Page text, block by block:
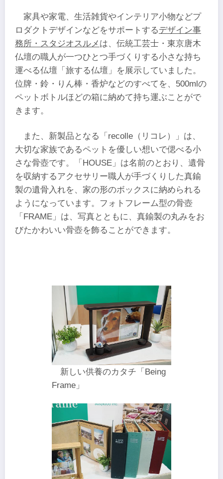
家具や家電、生活雑貨やインテリア小物などプ
ロダクトデザインなどをサポートするデザイン事
務所・スタジオスルメ は、伝統工芸士・東京唐木
仏壇の職人が一つひとつ手づくりする小さな持ち
運べる仏壇「旅する仏壇」を展示していました。
位牌・鈴・りん棒・香炉などのすべてを、500mlの
ペットボトルほどの箱に納めて持ち運ぶことがで
きます。
また、新製品となる「recolle（リコレ）」は、
大切な家族であるペットを優しい想いで偲べる小
さな骨壺です。「HOUSE」は名前のとおり、遺骨
を収納するアクセサリー職人が手づくりした真鍮
製の遺骨入れを、家の形のボックスに納められる
ようになっています。フォトフレーム型の骨壺
「FRAME」は、写真とともに、真鍮製の丸みをお
びたかわいい骨壺を飾ることができます。
新しい供養のカタチ「Being
Frame」